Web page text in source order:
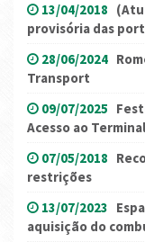
13/04/2018
provisória das
28/06/2024
Transport
09/07/2025
Acesso ao
07/05/2018
restrições
13/07/2023
aquisição do